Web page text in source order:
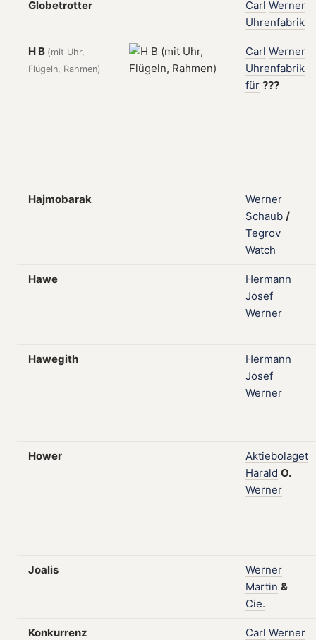
Globetrotter Carl Werner
Uhrenfabrik
H B (mit Uhr,
Flügeln, Rahmen)
Carl Werner
Uhrenfabrik
für ???
Hajmobarak
Werner
Schaub /
Tegrov
Watch
Hawe
Hermann
Josef
Werner
Hawegith
Hermann
Josef
Werner
Hower
Aktiebolaget
Harald O.
Werner
Joalis
Werner
Martin &
Cie.
Konkurrenz Carl Werner